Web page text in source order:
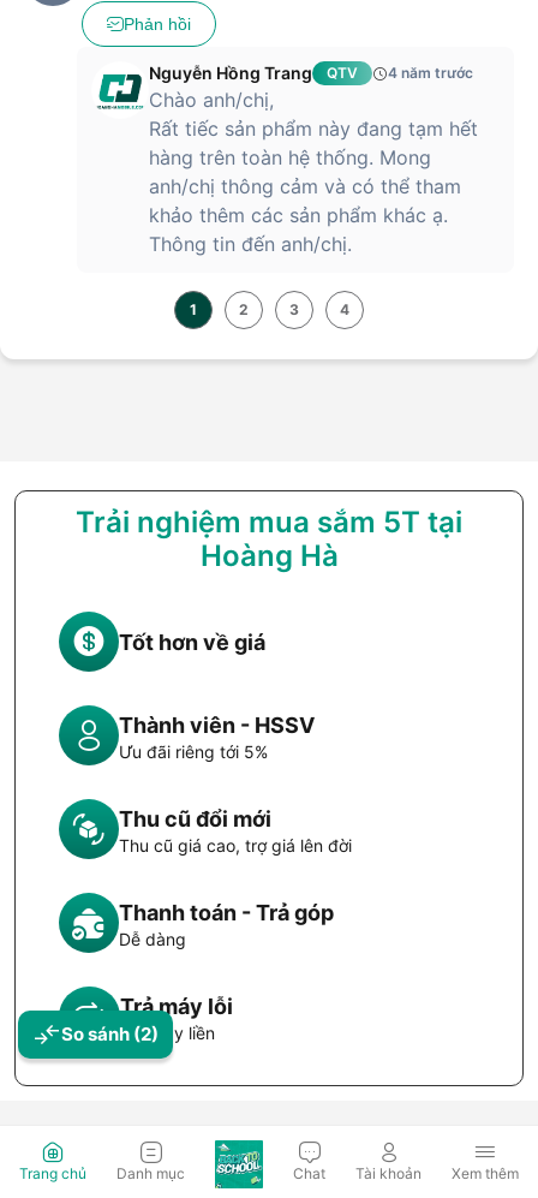
So sánh (2)
Phản hồi
Nguyễn Hồng Trang QTV 4 năm trước
Chào anh/chị,
Rất tiếc sản phẩm này đang tạm hết
hàng trên toàn hệ thống. Mong
anh/chị thông cảm và có thể tham
khảo thêm các sản phẩm khác ạ.
Thông tin đến anh/chị.
1 2 3 4
Trải nghiệm mua sắm 5T tại
Hoàng Hà
Tốt hơn về giá
Thành viên - HSSV
Ưu đãi riêng tới 5%
Thu cũ đổi mới
Thu cũ giá cao, trợ giá lên đời
Thanh toán - Trả góp
Dễ dàng
Trả máy lỗi
Đổi máy liền
Trang chủ Danh mục Chat Tài khoản Xem thêm